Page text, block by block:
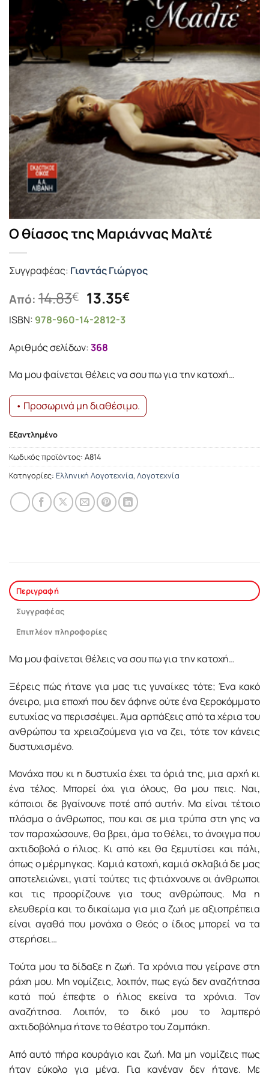
Ο θίασος της Μαριάννας Μαλτέ
Συγγραφέας: Γιαντάς Γιώργος
Από: 14.83€ Original
price
was:
14.83€.
13.35€Η
ISBN: 978-960-14-2812-3
Αριθμός σελίδων:368
Μα µου φαίνεται θέλεις να σου πω για την κατοχή…
• Προσωρινά μη διαθέσιμο.
Εξαντλημένο
Κωδικός προϊόντος: Α814
Κατηγορίες: Ελληνική Λογοτεχνία, Λογοτεχνία
Περιγραφή
Συγγραφέας
Επιπλέον πληροφορίες
Μα µου φαίνεται θέλεις να σου πω για την κατοχή…
Ξέρεις πώς ήτανε για µας τις γυναίκες τότε; Ένα κακό
όνειρο, µια εποχή που δεν άφηνε ούτε ένα ξεροκόµµατο
ευτυχίας να περισσέψει. Άµα αρπάξεις από τα χέρια του
ανθρώπου τα χρειαζούµενα για να ζει, τότε τον κάνεις
δυστυχισµένο.
Μονάχα που κι η δυστυχία έχει τα όριά της, µια αρχή κι
ένα τέλος. Μπορεί όχι για όλους, θα µου πεις. Ναι,
κάποιοι δε βγαίνουνε ποτέ από αυτήν. Μα είναι τέτοιο
πλάσµα ο άνθρωπος, που και σε µια τρύπα στη γης να
τον παραχώσουνε, θα βρει, άµα το θέλει, το άνοιγµα που
αχτιδοβολά ο ήλιος. Κι από κει θα ξεµυτίσει και πάλι,
όπως ο µέρµηγκας. Καµιά κατοχή, καµιά σκλαβιά δε µας
αποτελειώνει, γιατί τούτες τις φτιάχνουνε οι άνθρωποι
και τις προορίζουνε για τους ανθρώπους. Μα η
ελευθερία και το δικαίωµα για µια ζωή µε αξιοπρέπεια
είναι αγαθά που µονάχα ο Θεός ο ίδιος µπορεί να τα
στερήσει…
Τούτα µου τα δίδαξε η ζωή. Τα χρόνια που γείρανε στη
ράχη µου. Μη νοµίζεις, λοιπόν, πως εγώ δεν αναζήτησα
κατά πού έπεφτε ο ήλιος εκείνα τα χρόνια. Τον
αναζήτησα. Λοιπόν, το δικό µου το λαµπερό
αχτιδοβόληµα ήτανε το θέατρο του Ζαµπάκη.
Από αυτό πήρα κουράγιο και ζωή. Μα µη νοµίζεις πως
ήταν εύκολο για µένα. Για κανέναν δεν ήτανε. Με